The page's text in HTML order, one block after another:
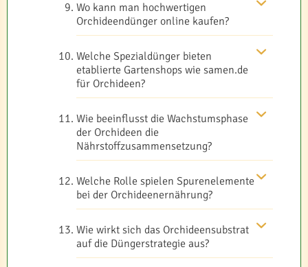
Wo kann man hochwertigen
Orchideendünger online kaufen?
Welche Spezialdünger bieten
etablierte Gartenshops wie samen.de
für Orchideen?
Wie beeinflusst die Wachstumsphase
der Orchideen die
Nährstoffzusammensetzung?
Welche Rolle spielen Spurenelemente
bei der Orchideenernährung?
Wie wirkt sich das Orchideensubstrat
auf die Düngerstrategie aus?